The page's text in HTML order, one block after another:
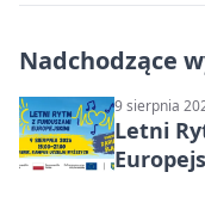
Nadchodzące
9 sierpnia
Letni